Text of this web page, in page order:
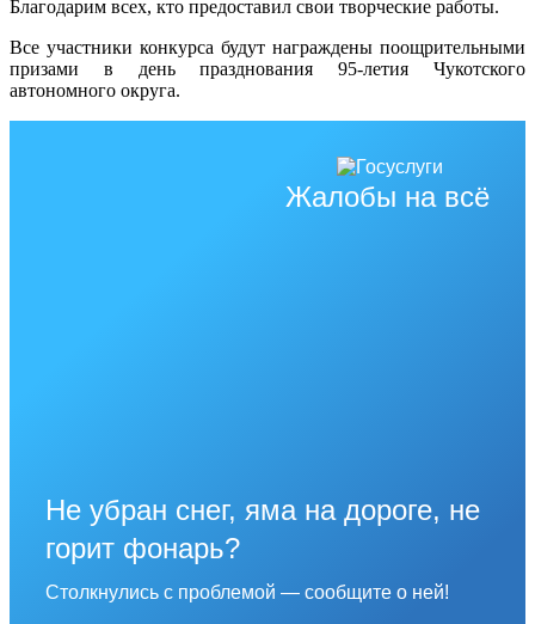
Благодарим всех, кто предоставил свои творческие работы.
Все участники конкурса будут награждены поощрительными
призами в день празднования 95-летия Чукотского
автономного округа.
Жалобы на всё
Не убран снег, яма на дороге, не
горит фонарь?
Столкнулись с проблемой — сообщите о ней!